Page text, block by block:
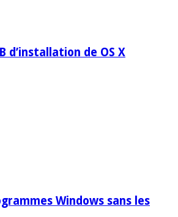
d’installation de OS X
Windows sans les